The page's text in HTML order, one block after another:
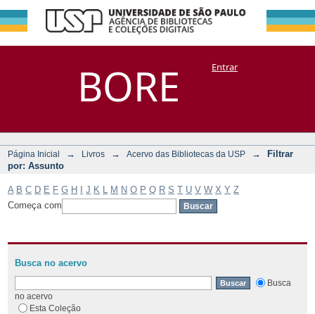
BORE
Filtrar por:
Assunto
DSpace/Manakin + CoriscoEntrar
Página Inicial → Livros → Acervo das Bibliotecas da USP →
Filtrar
por: Assunto
A B C D E F G H J K M N O P Q R S T U V W X Y Z
Começa com
Busca no acervo
Busca
no acervo
Esta Coleção